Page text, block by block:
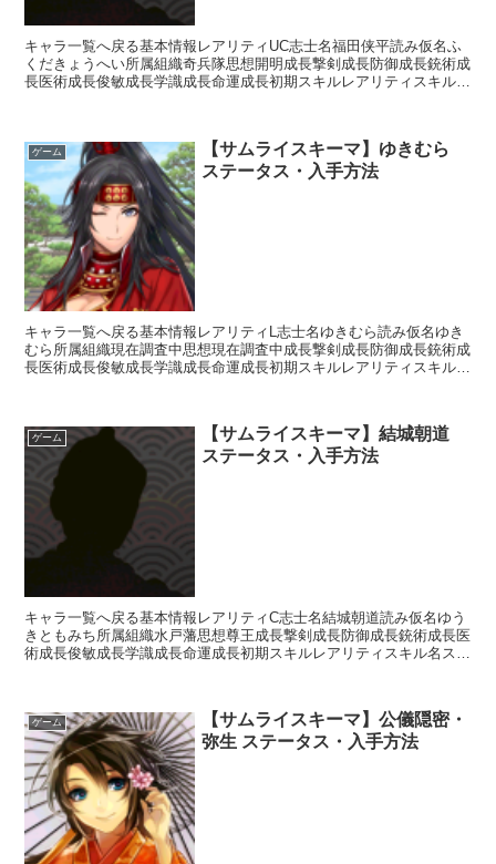
キャラ一覧へ戻る基本情報レアリティUC志士名福田侠平読み仮名ふ
くだきょうへい所属組織奇兵隊思想開明成長撃剣成長防御成長銃術成
長医術成長俊敏成長学識成長命運成長初期スキルレアリティスキル名
ゲーム
【サムライスキーマ】ゆきむら
ステータス・入手方法
キャラ一覧へ戻る基本情報レアリティL志士名ゆきむら読み仮名ゆき
むら所属組織現在調査中思想現在調査中成長撃剣成長防御成長銃術成
長医術成長俊敏成長学識成長命運成長初期スキルレアリティスキル名
ゲーム
【サムライスキーマ】結城朝道
ステータス・入手方法
キャラ一覧へ戻る基本情報レアリティC志士名結城朝道読み仮名ゆう
きともみち所属組織水戸藩思想尊王成長撃剣成長防御成長銃術成長医
術成長俊敏成長学識成長命運成長初期スキルレアリティスキル名スキ
ゲーム
【サムライスキーマ】公儀隠密・
弥生 ステータス・入手方法